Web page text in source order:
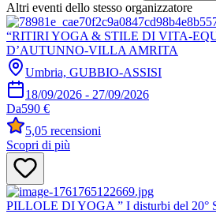
Altri eventi dello stesso organizzatore
“RITIRI YOGA & STILE DI VITA-
D’AUTUNNO-VILLA AMRITA
Umbria, GUBBIO-ASSISI
18/09/2026 - 27/09/2026
Da590 €
5,05 recensioni
Scopri di più
PILLOLE DI YOGA ” I disturbi del 20°